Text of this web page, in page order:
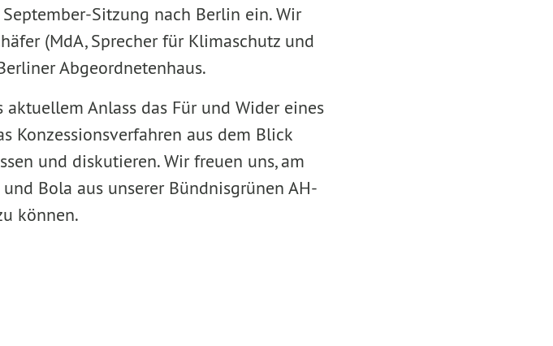
Sitzung nach Berlin ein. Wir
(MdA, Sprecher für Klimaschutz und
Abgeordnetenhaus.
Anlass das Für und Wider eines
Konzessionsverfahren aus dem Blick
und diskutieren. Wir freuen uns, am
Bola aus unserer Bündnisgrünen AH-
können.